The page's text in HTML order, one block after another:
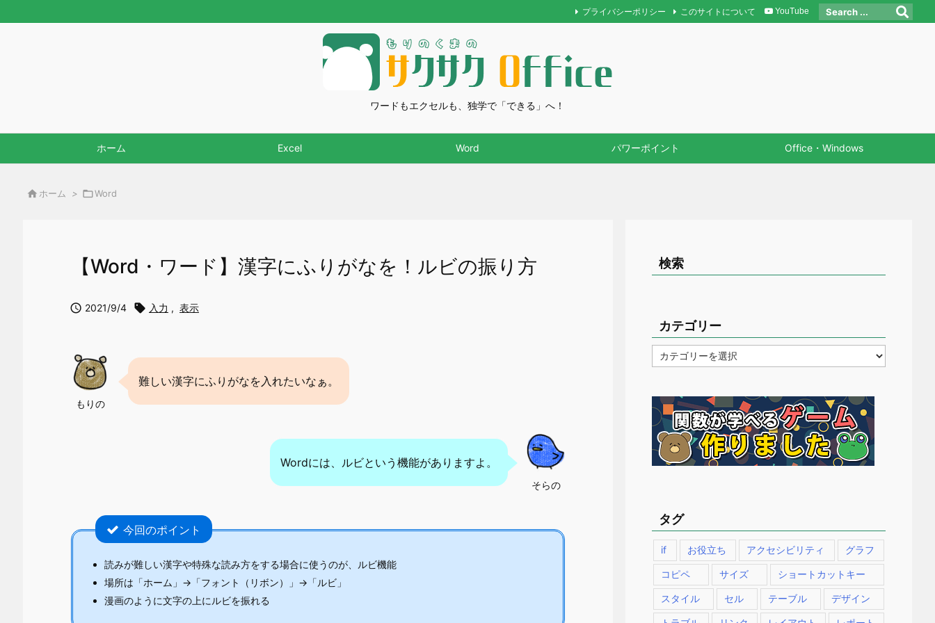
ワードもエクセルも、独学で「できる」へ！
ホーム Excel Word パワーポイント Office・Windows
プライバシーポリシー このサイトについて YouTube
 ホーム > Word
【Word・ワード】漢字にふりがなを！ルビの振り方
 2021/9/4  入力 , 表示
もりの
難しい漢字にふりがなを入れたいなぁ。
そらの
Wordには、ルビという機能がありますよ。
今回のポイント
読みが難しい漢字や特殊な読み方をする場合に使うのが、ルビ機能
場所は「ホーム」→「フォント（リボン）」→「ルビ」
漫画のように文字の上にルビを振れる
検索
カテゴリー
テ
ー
タグ
if お役立ち アクセシビリティ グラフ
コピペ サイズ ショートカットキー
スタイル セル テーブル デザイン